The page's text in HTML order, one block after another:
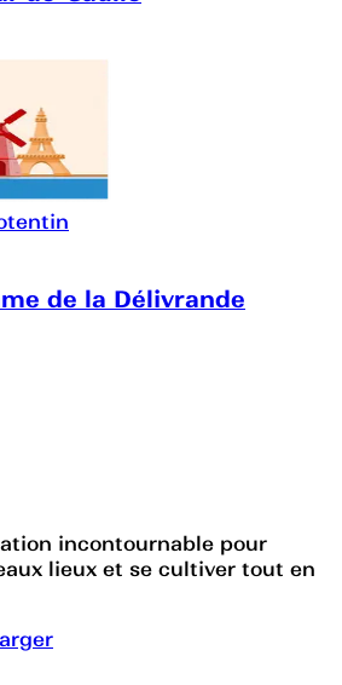
de la Délivrande
incontournable pour
lieux et se cultiver tout en